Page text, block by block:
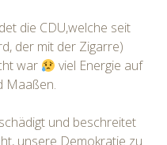
die CDU,welche seit
der mit der Zigarre)
war
viel Energie auf
Maaßen.
und beschreitet
unsere Demokratie zu